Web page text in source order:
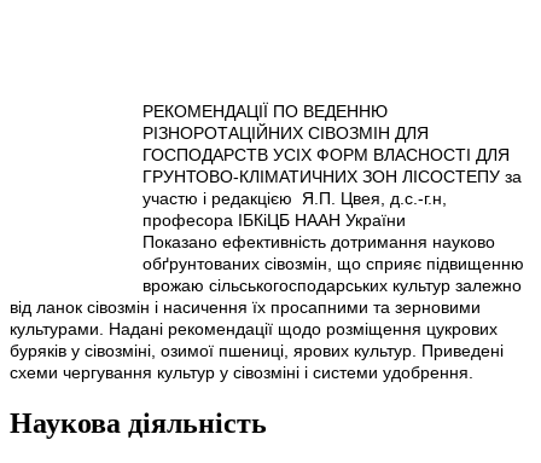
РЕКОМЕНДАЦІЇ ПО ВЕДЕННЮ
РІЗНОРОТАЦІЙНИХ СІВОЗМІН ДЛЯ
ГОСПОДАРСТВ УСІХ ФОРМ ВЛАСНОСТІ ДЛЯ
ГРУНТОВО-КЛІМАТИЧНИХ ЗОН ЛІСОСТЕПУ за
участю і редакцією Я.П. Цвея, д.с.-г.н,
професора ІБКіЦБ НААН України
Показано ефективність дотримання науково
обґрунтованих сівозмін, що сприяє підвищенню
врожаю сільськогосподарських культур залежно
від ланок сівозмін і насичення їх просапними та зерновими
культурами. Надані рекомендації щодо розміщення цукрових
буряків у сівозміні, озимої пшениці, ярових культур. Приведені
схеми чергування культур у сівозміні і системи удобрення.
Наукова діяльність